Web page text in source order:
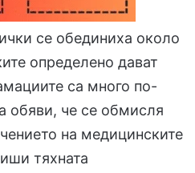
се обединиха около
определено дават
са много по-
обяви, че се обмисля
на медицинските
тяхната